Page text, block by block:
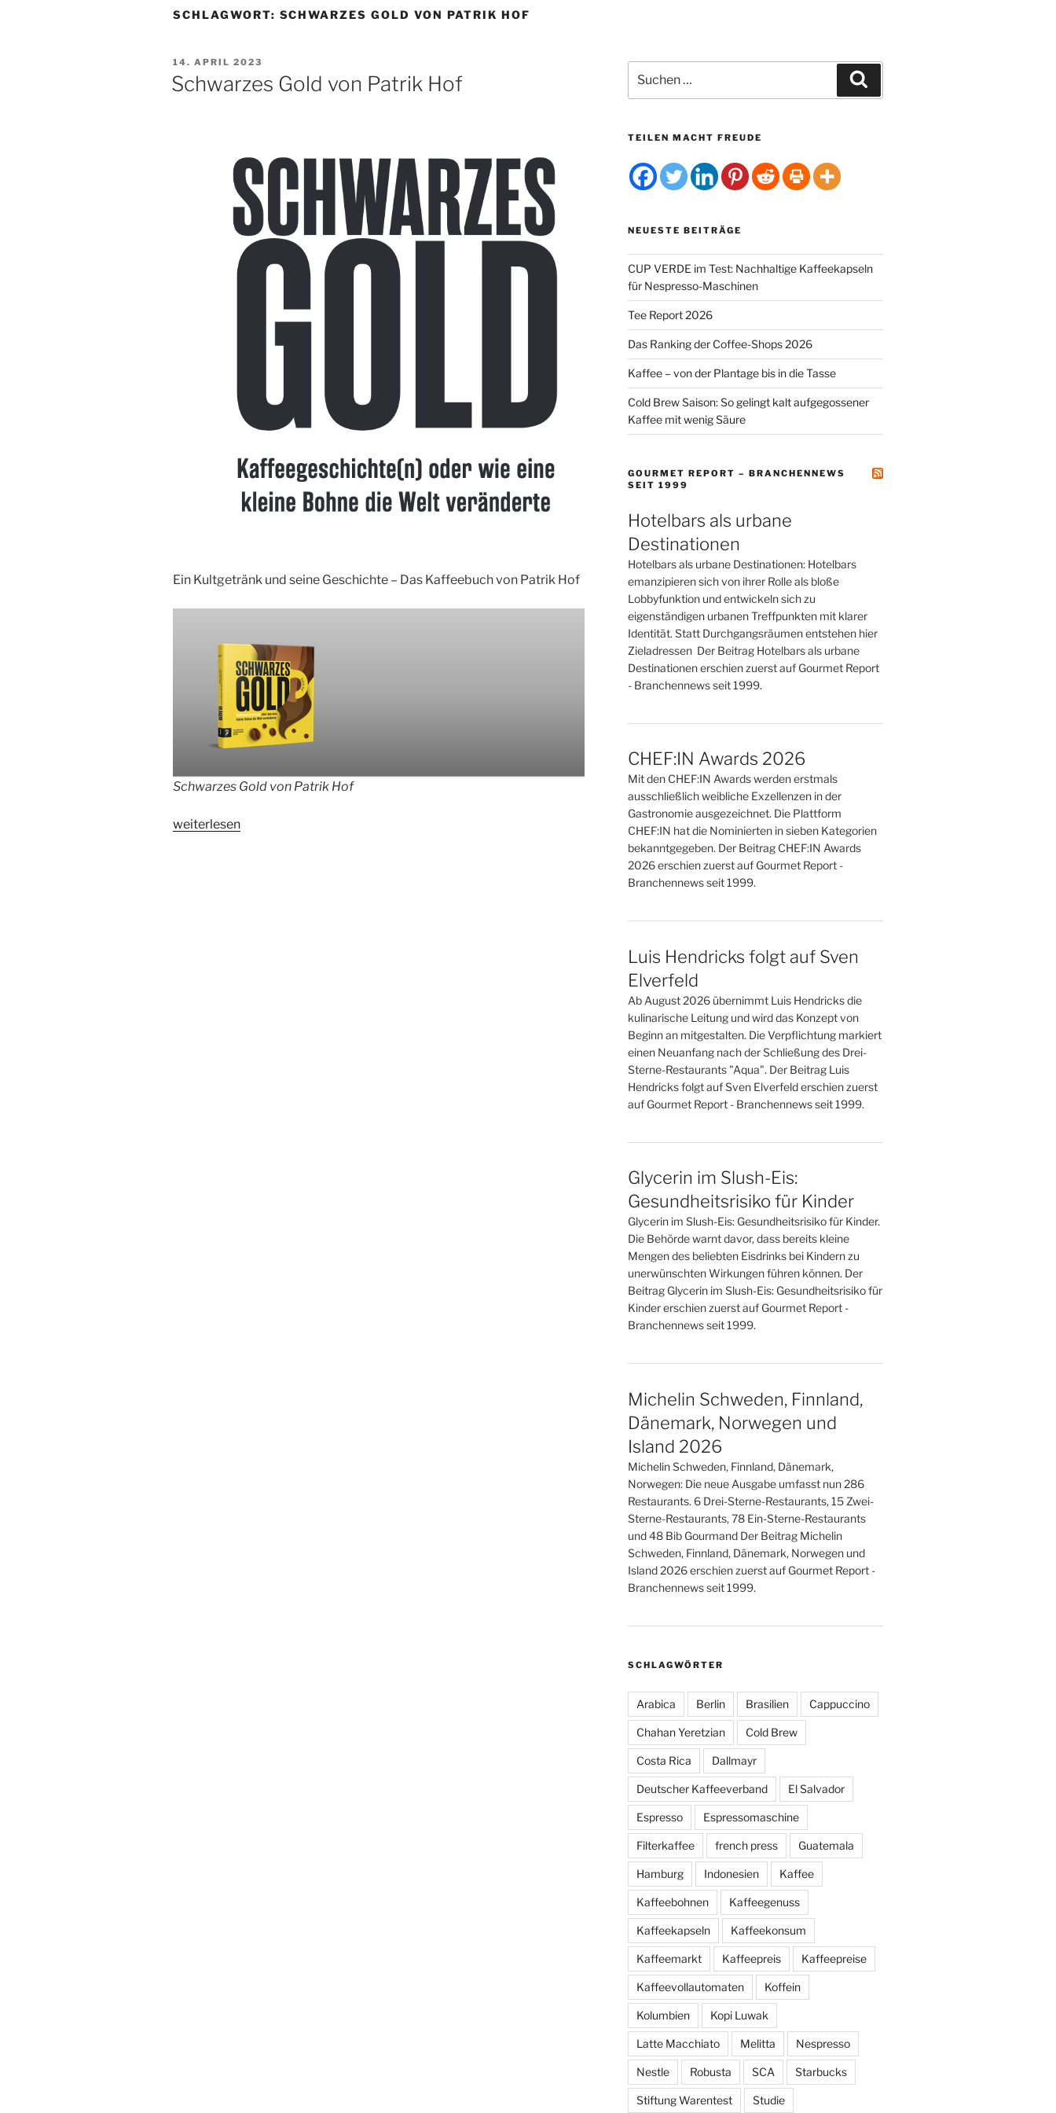
SCHLAGWORT: SCHWARZES GOLD VON PATRIK HOF
VERÖFFENTLICHT
AM
14. APRIL 2023
Schwarzes Gold von Patrik Hof
Ein Kultgetränk und seine Geschichte – Das Kaffeebuch von Patrik Hof
Schwarzes Gold von Patrik Hof
„Schwarzes
weiterlesen
nach:
TEILEN MACHT FREUDE
NEUESTE BEITRÄGE
CUP VERDE im Test: Nachhaltige Kaffeekapseln
für Nespresso-Maschinen
Tee Report 2026
Das Ranking der Coffee-Shops 2026
Kaffee – von der Plantage bis in die Tasse
Cold Brew Saison: So gelingt kalt aufgegossener
Kaffee mit wenig Säure
GOURMET REPORT – BRANCHENNEWS
SEIT 1999
Hotelbars als urbane
Destinationen
Hotelbars als urbane Destinationen: Hotelbars
emanzipieren sich von ihrer Rolle als bloße
Lobbyfunktion und entwickeln sich zu
eigenständigen urbanen Treffpunkten mit klarer
Identität. Statt Durchgangsräumen entstehen hier
Zieladressen Der Beitrag Hotelbars als urbane
Destinationen erschien zuerst auf Gourmet Report
- Branchennews seit 1999.
CHEF:IN Awards 2026
Mit den CHEF:IN Awards werden erstmals
ausschließlich weibliche Exzellenzen in der
Gastronomie ausgezeichnet. Die Plattform
CHEF:IN hat die Nominierten in sieben Kategorien
bekanntgegeben. Der Beitrag CHEF:IN Awards
2026 erschien zuerst auf Gourmet Report -
Branchennews seit 1999.
Luis Hendricks folgt auf Sven
Elverfeld
Ab August 2026 übernimmt Luis Hendricks die
kulinarische Leitung und wird das Konzept von
Beginn an mitgestalten. Die Verpflichtung markiert
einen Neuanfang nach der Schließung des Drei-
Sterne-Restaurants "Aqua". Der Beitrag Luis
Hendricks folgt auf Sven Elverfeld erschien zuerst
auf Gourmet Report - Branchennews seit 1999.
Glycerin im Slush-Eis:
Gesundheitsrisiko für Kinder
Glycerin im Slush-Eis: Gesundheitsrisiko für Kinder.
Die Behörde warnt davor, dass bereits kleine
Mengen des beliebten Eisdrinks bei Kindern zu
unerwünschten Wirkungen führen können. Der
Beitrag Glycerin im Slush-Eis: Gesundheitsrisiko für
Kinder erschien zuerst auf Gourmet Report -
Branchennews seit 1999.
Michelin Schweden, Finnland,
Dänemark, Norwegen und
Island 2026
Michelin Schweden, Finnland, Dänemark,
Norwegen: Die neue Ausgabe umfasst nun 286
Restaurants. 6 Drei-Sterne-Restaurants, 15 Zwei-
Sterne-Restaurants, 78 Ein-Sterne-Restaurants
und 48 Bib Gourmand Der Beitrag Michelin
Schweden, Finnland, Dänemark, Norwegen und
Island 2026 erschien zuerst auf Gourmet Report -
Branchennews seit 1999.
SCHLAGWÖRTER
Arabica Berlin Brasilien Cappuccino
Chahan Yeretzian Cold Brew
Costa Rica Dallmayr
Deutscher Kaffeeverband El Salvador
Espresso Espressomaschine
Filterkaffee french press Guatemala
Hamburg Indonesien Kaffee
Kaffeebohnen Kaffeegenuss
Kaffeekapseln Kaffeekonsum
Kaffeemarkt Kaffeepreis Kaffeepreise
Kaffeevollautomaten Koffein
Kolumbien Kopi Luwak
Latte Macchiato Melitta Nespresso
Nestle Robusta SCA Starbucks
Stiftung Warentest Studie